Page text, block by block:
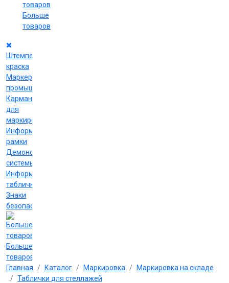
Больше
товаров
Штемпельная
краска
Маркеры
промышленные
Карманы
для
маркировки
Информационные
рамки
Демонстрационные
системы
Информационные
таблички
Знаки
безопасности
Больше
товаров
Главная Каталог Маркировка
Маркировка на складе
Таблички для стеллажей